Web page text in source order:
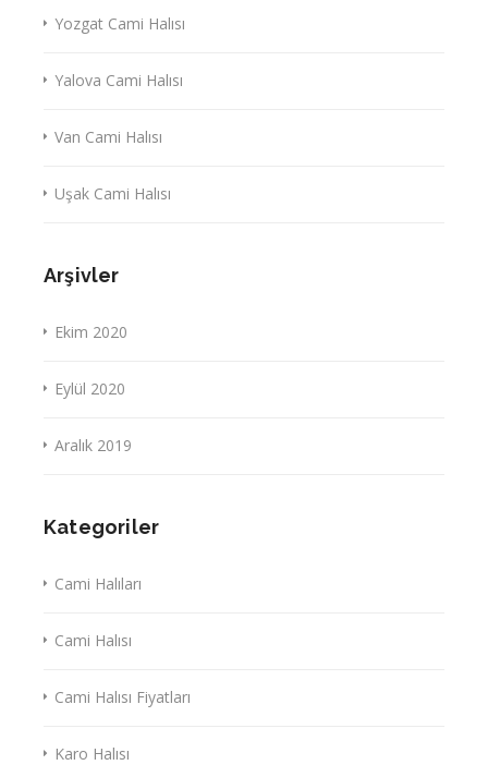
Yozgat Cami Halısı
Yalova Cami Halısı
Van Cami Halısı
Uşak Cami Halısı
Arşivler
Ekim 2020
Eylül 2020
Aralık 2019
Kategoriler
Cami Halıları
Cami Halısı
Cami Halısı Fiyatları
Karo Halısı